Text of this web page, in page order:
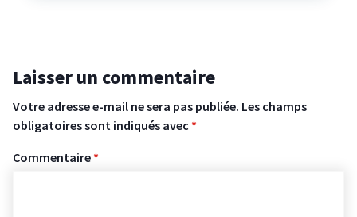
Laisser un commentaire
Votre adresse e-mail ne sera pas publiée. Les champs
obligatoires sont indiqués avec *
Commentaire *